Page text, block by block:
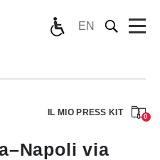
EN
IL MIO PRESS KIT 0
via